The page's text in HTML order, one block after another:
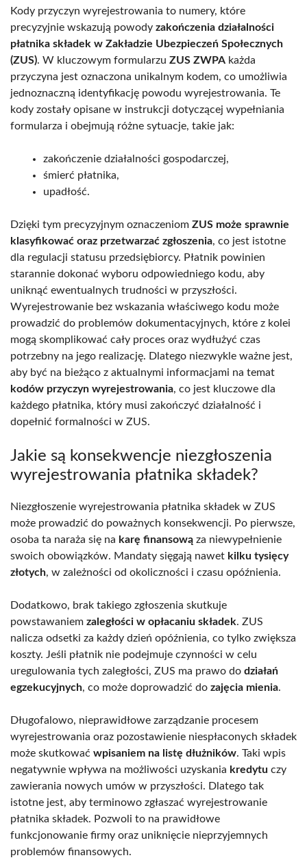
Kody przyczyn wyrejestrowania to numery, które
precyzyjnie wskazują powody zakończenia działalności
płatnika składek w Zakładzie Ubezpieczeń Społecznych
(ZUS). W kluczowym formularzu ZUS ZWPA każda
przyczyna jest oznaczona unikalnym kodem, co umożliwia
jednoznaczną identyfikację powodu wyrejestrowania. Te
kody zostały opisane w instrukcji dotyczącej wypełniania
formularza i obejmują różne sytuacje, takie jak:
zakończenie działalności gospodarczej,
śmierć płatnika,
upadłość.
Dzięki tym precyzyjnym oznaczeniom ZUS może sprawnie
klasyfikować oraz przetwarzać zgłoszenia, co jest istotne
dla regulacji statusu przedsiębiorcy. Płatnik powinien
starannie dokonać wyboru odpowiedniego kodu, aby
uniknąć ewentualnych trudności w przyszłości.
Wyrejestrowanie bez wskazania właściwego kodu może
prowadzić do problemów dokumentacyjnych, które z kolei
mogą skomplikować cały proces oraz wydłużyć czas
potrzebny na jego realizację. Dlatego niezwykle ważne jest,
aby być na bieżąco z aktualnymi informacjami na temat
kodów przyczyn wyrejestrowania, co jest kluczowe dla
każdego płatnika, który musi zakończyć działalność i
dopełnić formalności w ZUS.
Jakie są konsekwencje niezgłoszenia
wyrejestrowania płatnika składek?
Niezgłoszenie wyrejestrowania płatnika składek w ZUS
może prowadzić do poważnych konsekwencji. Po pierwsze,
osoba ta naraża się na karę finansową za niewypełnienie
swoich obowiązków. Mandaty sięgają nawet kilku tysięcy
złotych, w zależności od okoliczności i czasu opóźnienia.
Dodatkowo, brak takiego zgłoszenia skutkuje
powstawaniem zaległości w opłacaniu składek. ZUS
nalicza odsetki za każdy dzień opóźnienia, co tylko zwiększa
koszty. Jeśli płatnik nie podejmuje czynności w celu
uregulowania tych zaległości, ZUS ma prawo do działań
egzekucyjnych, co może doprowadzić do zajęcia mienia.
Długofalowo, nieprawidłowe zarządzanie procesem
wyrejestrowania oraz pozostawienie niespłaconych składek
może skutkować wpisaniem na listę dłużników. Taki wpis
negatywnie wpływa na możliwości uzyskania kredytu czy
zawierania nowych umów w przyszłości. Dlatego tak
istotne jest, aby terminowo zgłaszać wyrejestrowanie
płatnika składek. Pozwoli to na prawidłowe
funkcjonowanie firmy oraz uniknięcie nieprzyjemnych
problemów finansowych.